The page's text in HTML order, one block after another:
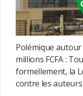
Polémique autour
millions FCFA :
formellement, la
contre les